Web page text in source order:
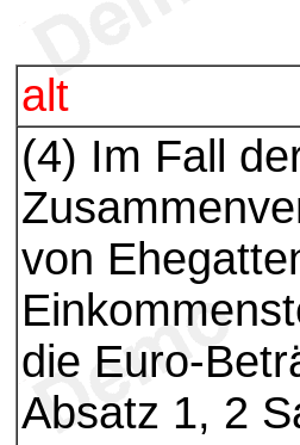
alt
(4) Im Fall
von
die Euro-
Absatz 1, 2